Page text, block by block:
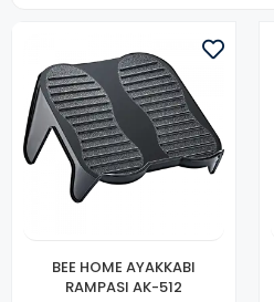
BEE HOME AYAKKABI
RAMPASI AK-512